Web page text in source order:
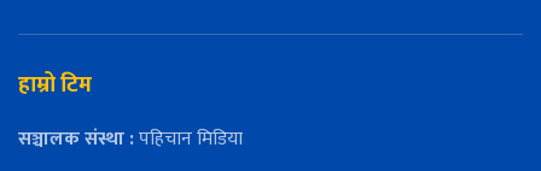
हाम्रो टिम
सञ्चालक संस्था :पहिचान मिडिया